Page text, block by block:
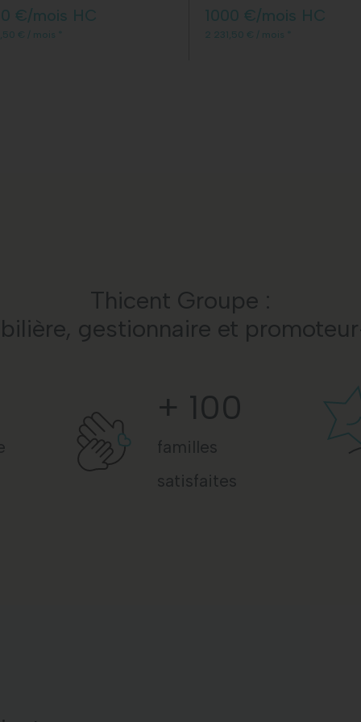
€/mois HC
€ / mois *
1000 €/mois HC
2 231,50 € / mois *
Thicent Groupe :
gestionnaire et
+ 100
familles
satisfaites